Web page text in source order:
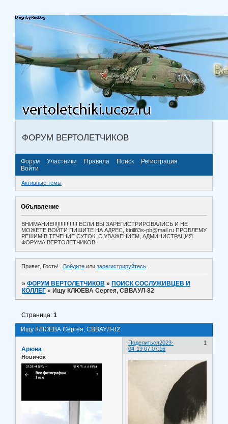
ФОРУМ ВЕРТОЛЕТЧИКОВ
Форум Участники Правила Поиск
Регистрация
Войти
Активные темы
Объявление
ВНИМАНИЕ!!!!!!!!!!!!!!!! ЕСЛИ ВЫ ЗАРЕГИСТРИРОВАЛИСЬ И НЕ
МОЖЕТЕ ВОЙТИ ПИШИТЕ НА АДРЕС, kirill83s-pb@mail.ru ПРОБЛЕМУ
РЕШИМ В ТЕЧЕНИЕ СУТОК. С УВАЖЕНИЕМ, АДМИНИСТРАЦИЯ
ФОРУМА ВЕРТОЛЕТЧИКОВ.
Привет, Гость! Войдитеили зарегистрируйтесь.
»ФОРУМ ВЕРТОЛЕТЧИКОВ » ПОИСК СОСЛУЖИВЦЕВ И
КОЛЛЕГ » Ищу КЛЮЕВА Сергея, СВВАУЛ-82
Ищу КЛЮЕВА Сергея, СВВАУЛ-82
Страница:1
Поделиться 1
2023-
04-19 07:07:16
Арюна
Новичок